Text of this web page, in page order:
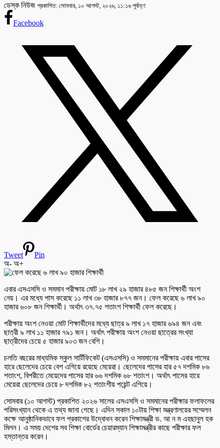
ডেস্ক নিউজ প্রকাশিত: সোমবার, ১০ আগস্ট, ২০২৬, ১১:১৬ পূর্বাহ্ণ
Facebook
Tweet
Pin
অ- অ+
এবার এসএসসি ও সমমান পরীক্ষায় মোট ১৮ লাখ ২৯ হাজার ৪৮৫ জন শিক্ষার্থী অংশ
নেয়। এর মধ্যে পাস করেছে ১১ লাখ ৩৮ হাজার ৮৭৭ জন। ফেল করেছে ৬ লাখ ৯০
হাজার ৬০৮ জন শিক্ষার্থী। অর্থাৎ ৩৭.৭৫ শতাংশ শিক্ষার্থী ফেল করেছে।
পরীক্ষায় অংশ নেওয়া মোট শিক্ষার্থীদের মধ্যে ছাত্র ৯ লাখ ১৭ হাজার ৬৯৪ জন এবং
ছাত্রী ৯ লাখ ১১ হাজার ৭৯১ জন। অর্থাৎ পরীক্ষায় অংশ নেওয়া ছাত্রের সংখ্যা
ছাত্রীদের চেয়ে ৫ হাজার ৯০৩ জন বেশি।
চলতি বছরের মাধ্যমিক স্কুল সার্টিফিকেট (এসএসসি) ও সমমানের পরীক্ষায় এবার পাসের
হারে ছেলেদের চেয়ে বেশ এগিয়ে রয়েছে মেয়েরা। ছেলেদের পাসের হার ৫৭ দশমিক ৮৬
শতাংশ, বিপরীতে মেয়েদের পাসের হার ৬৬ দশমিক ৬৮ শতাংশ। অর্থাৎ পাসের হারে
মেয়েরা ছেলেদের চেয়ে ৮ দশমিক ৮২ শতাংশীয় পয়েন্ট এগিয়ে।
সোমবার (১০ আগস্ট) প্রকাশিত ২০২৬ সালের এসএসসি ও সমমানের পরীক্ষার ফলাফলের
পরিসংখ্যান থেকে এ তথ্য জানা গেছে। এদিন সকাল ১০টায় শিক্ষা মন্ত্রণালয়ের সম্মেলন
কক্ষে আনুষ্ঠানিকভাবে ফল প্রকাশের উদ্বোধন করেন শিক্ষামন্ত্রী ড. আ ন ম এহছানুল হক
মিলন। এ সময় দেশের সব শিক্ষা বোর্ডের চেয়ারম্যান শিক্ষামন্ত্রীর কাছে পরীক্ষার ফল
হস্তান্তর করেন।